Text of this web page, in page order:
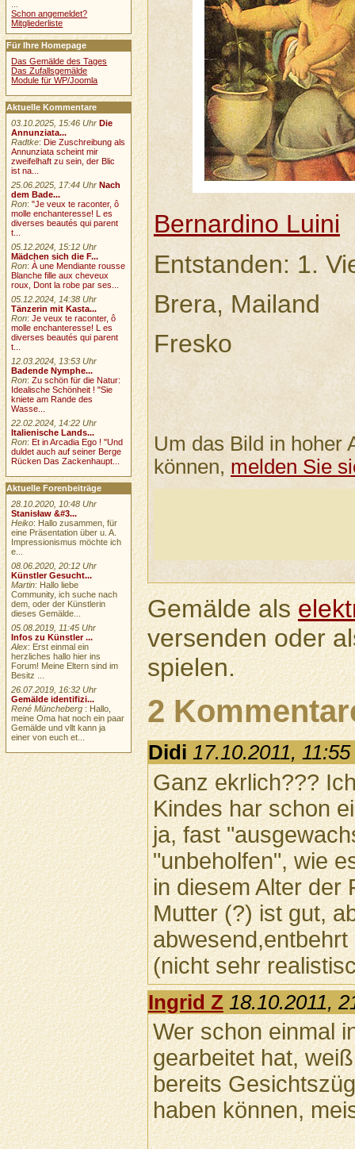
Bernardino Luini
Entstanden: 1.
Brera, Mailand
Fresko
Um das Bild in hoher
können, melden Sie
Gemälde als
versenden oder
spielen.
2
Didi 17.10.2011,
Ganz ekrlich???
Kindes har schon
ja, fast
"unbeholfen", wie
in diesem Alter der
Mutter (?) ist gut,
(nicht sehr
Ingrid Z 18.10.2011,
Wer schon einmal
gearbeitet hat,
bereits
haben können,
Schon angemeldet?
Mitgliederliste
Für Ihre Homepage
Das Gemälde des Tages
Das Zufallsgemälde
Module für WP/Joomla
Aktuelle Kommentare
03.10.2025, 15:46 Uhr Die
Annunziata...
Radtke: Die Zuschreibung als
Annunziata scheint mir
zweifelhaft zu sein, der Blic
ist na...
25.06.2025, 17:44 Uhr Nach
dem Bade...
Ron:"Je veux te raconter, ô
molle enchanteresse! L es
diverses beautés qui parent
t...
05.12.2024, 15:12 Uhr
Mädchen sich die F...
Ron:À une Mendiante rousse
Blanche fille aux cheveux
roux, Dont la robe par ses...
05.12.2024, 14:38 Uhr
Tänzerin mit Kasta...
Ron:Je veux te raconter, ô
molle enchanteresse! L es
diverses beautés qui parent
t...
12.03.2024, 13:53 Uhr
Badende Nymphe...
Ron:Zu schön für die Natur:
Idealische Schönheit ! "Sie
kniete am Rande des
Wasse...
22.02.2024, 14:22 Uhr
Italienische Lands...
Ron:Et in Arcadia Ego ! "Und
duldet auch auf seiner Berge
Rücken Das Zackenhaupt...
Aktuelle Forenbeiträge
28.10.2020, 10:48 Uhr
Stanisław &#3...
Heiko: Hallo zusammen, für
eine Präsentation über u. A.
Impressionismus möchte ich
e...
08.06.2020, 20:12 Uhr
Künstler Gesucht...
Martin: Hallo liebe
Community, ich suche nach
dem, oder der Künstlerin
dieses Gemälde...
05.08.2019, 11:45 Uhr
Infos zu Künstler ...
Alex: Erst einmal ein
herzliches hallo hier ins
Forum! Meine Eltern sind im
Besitz ...
26.07.2019, 16:32 Uhr
Gemälde identifizi...
René Müncheberg : Hallo,
meine Oma hat noch ein paar
Gemälde und vllt kann ja
einer von euch et...